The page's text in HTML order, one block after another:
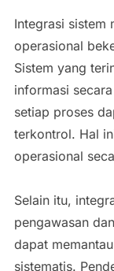
Integrasi sistem
operasional
Sistem yang
informasi
setiap proses
terkontrol. Hal
operasional
Selain itu,
pengawasan
dapat
sistematis.